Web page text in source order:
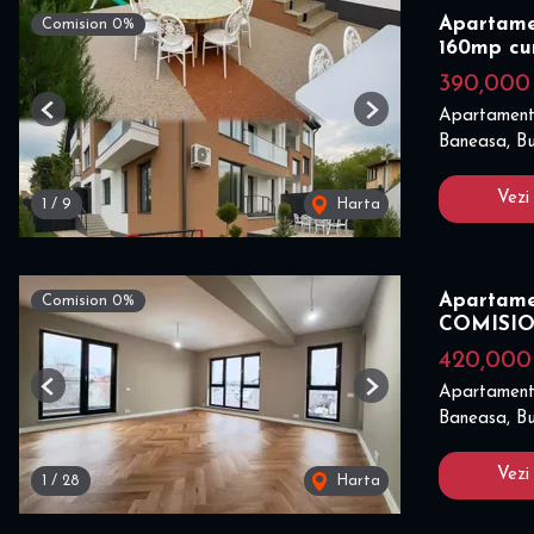
Comision 0%
1 / 9 Harta
Previous Next
160mp
Baneasa,
Comision 0%
1 / 28 Harta
Previous Next
Baneasa,